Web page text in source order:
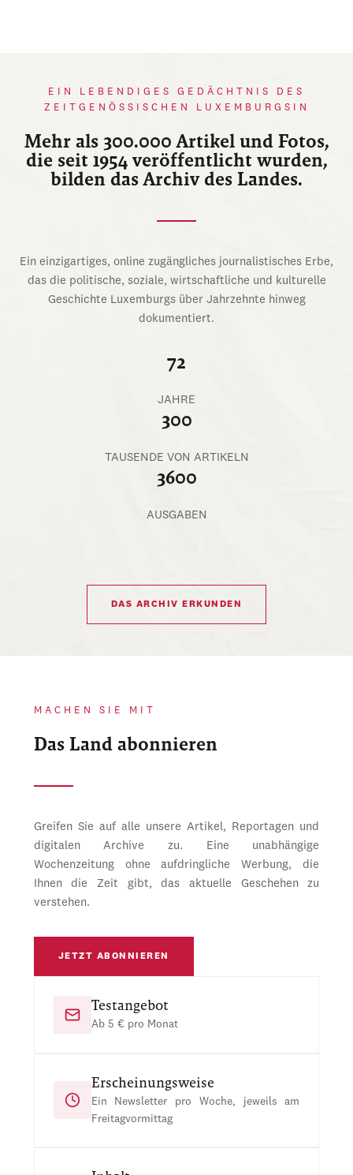
EIN LEBENDIGES GEDÄCHTNIS DES
ZEITGENÖSSISCHEN LUXEMBURGSIN
Mehr als 300.000 Artikel und Fotos,
die seit 1954 veröffentlicht wurden,
bilden das Archiv des Landes.
Ein einzigartiges, online zugängliches journalistisches Erbe,
das die politische, soziale, wirtschaftliche und kulturelle
Geschichte Luxemburgs über Jahrzehnte hinweg
dokumentiert.
72
JAHRE
300
TAUSENDE VON ARTIKELN
3600
AUSGABEN
DAS ARCHIV ERKUNDEN
MACHEN SIE MIT
Das Land abonnieren
Greifen Sie auf alle unsere Artikel, Reportagen und
digitalen Archive zu. Eine unabhängige
Wochenzeitung ohne aufdringliche Werbung, die
Ihnen die Zeit gibt, das aktuelle Geschehen zu
verstehen.
JETZT ABONNIEREN
Testangebot
Ab 5 € pro Monat
Erscheinungsweise
Ein Newsletter pro Woche, jeweils am
Freitagvormittag